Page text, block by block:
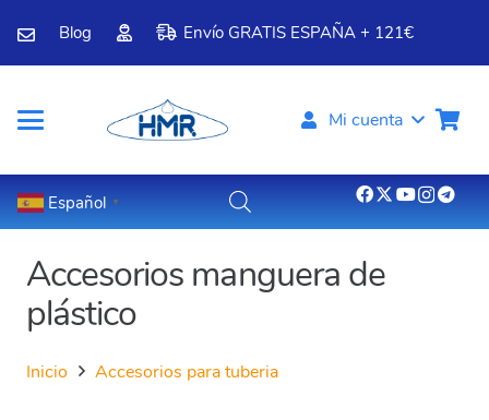
Blog Envío GRATIS ESPAÑA + 121€
Mi cuenta
Español ▼
Accesorios manguera de
plástico
Inicio Accesorios para tuberia